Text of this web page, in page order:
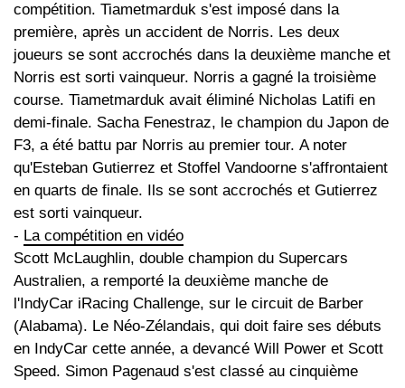
compétition. Tiametmarduk s'est imposé dans la
première, après un accident de Norris. Les deux
joueurs se sont accrochés dans la deuxième manche et
Norris est sorti vainqueur. Norris a gagné la troisième
course. Tiametmarduk avait éliminé Nicholas Latifi en
demi-finale. Sacha Fenestraz, le champion du Japon de
F3, a été battu par Norris au premier tour. A noter
qu'Esteban Gutierrez et Stoffel Vandoorne s'affrontaient
en quarts de finale. Ils se sont accrochés et Gutierrez
est sorti vainqueur.
- La compétition en vidéo
Scott McLaughlin, double champion du Supercars
Australien, a remporté la deuxième manche de
l'IndyCar iRacing Challenge, sur le circuit de Barber
(Alabama). Le Néo-Zélandais, qui doit faire ses débuts
en IndyCar cette année, a devancé Will Power et Scott
Speed. Simon Pagenaud s'est classé au cinquième